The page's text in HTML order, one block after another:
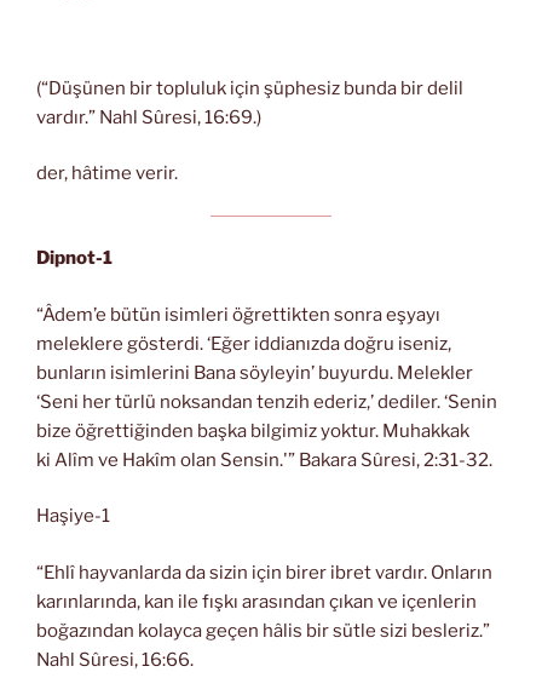
(“Düşünen bir topluluk için şüphesiz bunda bir delil
vardır.” Nahl Sûresi, 16:69.)
der, hâtime verir.
Dipnot-1
“Âdem’e bütün isimleri öğrettikten sonra eşyayı
meleklere gösterdi. ‘Eğer iddianızda doğru iseniz,
bunların isimlerini Bana söyleyin’ buyurdu. Melekler
‘Seni her türlü noksandan tenzih ederiz,’ dediler. ‘Senin
bize öğrettiğinden başka bilgimiz yoktur. Muhakkak
ki Alîm ve Hakîm olan Sensin.'” Bakara Sûresi, 2:31-32.
Haşiye-1
“Ehlî hayvanlarda da sizin için birer ibret vardır. Onların
karınlarında, kan ile fışkı arasından çıkan ve içenlerin
boğazından kolayca geçen hâlis bir sütle sizi besleriz.”
Nahl Sûresi, 16:66.